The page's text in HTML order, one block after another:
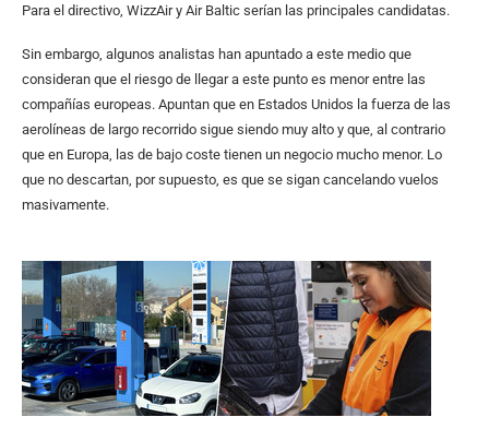
Para el directivo, WizzAir y Air Baltic serían las principales candidatas.
Sin embargo, algunos analistas han apuntado a este medio que
consideran que el riesgo de llegar a este punto es menor entre las
compañías europeas. Apuntan que en Estados Unidos la fuerza de las
aerolíneas de largo recorrido sigue siendo muy alto y que, al contrario
que en Europa, las de bajo coste tienen un negocio mucho menor. Lo
que no descartan, por supuesto, es que se sigan cancelando vuelos
masivamente.